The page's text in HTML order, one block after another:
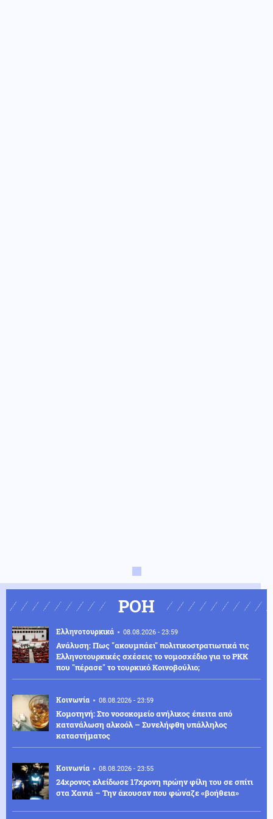
ΡΟΗ
Ελληνοτουρκικά 08.08.2026 - 23:59
Ανάλυση: Πως "ακουμπάει" πολιτικοστρατιωτικά τις
Ελληνοτουρκικές σχέσεις το νομοσχέδιο για το PKK
που "πέρασε" το τουρκικό Κοινοβούλιο;
Κοινωνία 08.08.2026 - 23:59
Κομοτηνή: Στο νοσοκομείο ανήλικος έπειτα από
κατανάλωση αλκοόλ – Συνελήφθη υπάλληλος
καταστήματος
Κοινωνία 08.08.2026 - 23:55
24χρονος κλείδωσε 17χρονη πρώην φίλη του σε σπίτι
στα Χανιά – Την άκουσαν που φώναζε «βοήθεια»